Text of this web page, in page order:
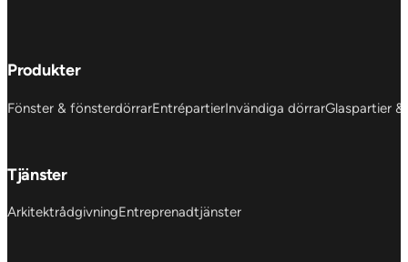
Produkter
Fönster & fönsterdörrarEntrépartierInvändiga dörrarGlaspartier
Tjänster
ArkitektrådgivningEntreprenadtjänster